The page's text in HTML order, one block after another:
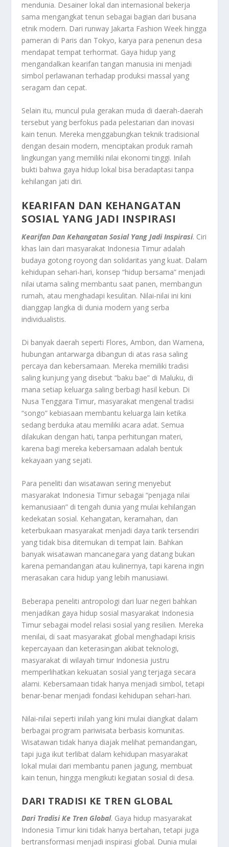
mendunia. Desainer lokal dan internasional bekerja
sama mengangkat tenun sebagai bagian dari busana
etnik modern. Dari runway Jakarta Fashion Week hingga
pameran di Paris dan Tokyo, karya para penenun desa
mendapat tempat terhormat. Gaya hidup yang
mengandalkan kearifan tangan manusia ini menjadi
simbol perlawanan terhadap produksi massal yang
seragam dan cepat.
Selain itu, muncul pula gerakan muda di daerah-daerah
tersebut yang berfokus pada pelestarian dan inovasi
kain tenun. Mereka menggabungkan teknik tradisional
dengan desain modern, menciptakan produk ramah
lingkungan yang memiliki nilai ekonomi tinggi. Inilah
bukti bahwa gaya hidup lokal bisa beradaptasi tanpa
kehilangan jati diri.
KEARIFAN DAN KEHANGATAN
SOSIAL YANG JADI INSPIRASI
Kearifan Dan Kehangatan Sosial Yang Jadi Inspirasi. Ciri
khas lain dari masyarakat Indonesia Timur adalah
budaya gotong royong dan solidaritas yang kuat. Dalam
kehidupan sehari-hari, konsep “hidup bersama” menjadi
nilai utama saling membantu saat panen, membangun
rumah, atau menghadapi kesulitan. Nilai-nilai ini kini
dianggap langka di dunia modern yang serba
individualistis.
Di banyak daerah seperti Flores, Ambon, dan Wamena,
hubungan antarwarga dibangun di atas rasa saling
percaya dan kebersamaan. Mereka memiliki tradisi
saling kunjung yang disebut “baku bae” di Maluku, di
mana setiap keluarga saling berbagi hasil kebun. Di
Nusa Tenggara Timur, masyarakat mengenal tradisi
“songo” kebiasaan membantu keluarga lain ketika
sedang berduka atau memiliki acara adat. Semua
dilakukan dengan hati, tanpa perhitungan materi,
karena bagi mereka kebersamaan adalah bentuk
kekayaan yang sejati.
Para peneliti dan wisatawan sering menyebut
masyarakat Indonesia Timur sebagai “penjaga nilai
kemanusiaan” di tengah dunia yang mulai kehilangan
kedekatan sosial. Kehangatan, keramahan, dan
keterbukaan masyarakat menjadi daya tarik tersendiri
yang tidak bisa ditemukan di tempat lain. Bahkan
banyak wisatawan mancanegara yang datang bukan
karena pemandangan atau kulinernya, tapi karena ingin
merasakan cara hidup yang lebih manusiawi.
Beberapa peneliti antropologi dari luar negeri bahkan
menjadikan gaya hidup sosial masyarakat Indonesia
Timur sebagai model relasi sosial yang resilien. Mereka
menilai, di saat masyarakat global menghadapi krisis
kepercayaan dan keterasingan akibat teknologi,
masyarakat di wilayah timur Indonesia justru
memperlihatkan kekuatan sosial yang terjaga secara
alami. Kebersamaan tidak hanya menjadi simbol, tetapi
benar-benar menjadi fondasi kehidupan sehari-hari.
Nilai-nilai seperti inilah yang kini mulai diangkat dalam
berbagai program pariwisata berbasis komunitas.
Wisatawan tidak hanya diajak melihat pemandangan,
tapi juga ikut terlibat dalam kehidupan masyarakat
lokal mulai dari membantu panen jagung, membuat
kain tenun, hingga mengikuti kegiatan sosial di desa.
DARI TRADISI KE TREN GLOBAL
Dari Tradisi Ke Tren Global. Gaya hidup masyarakat
Indonesia Timur kini tidak hanya bertahan, tetapi juga
bertransformasi menjadi inspirasi global. Dunia mulai